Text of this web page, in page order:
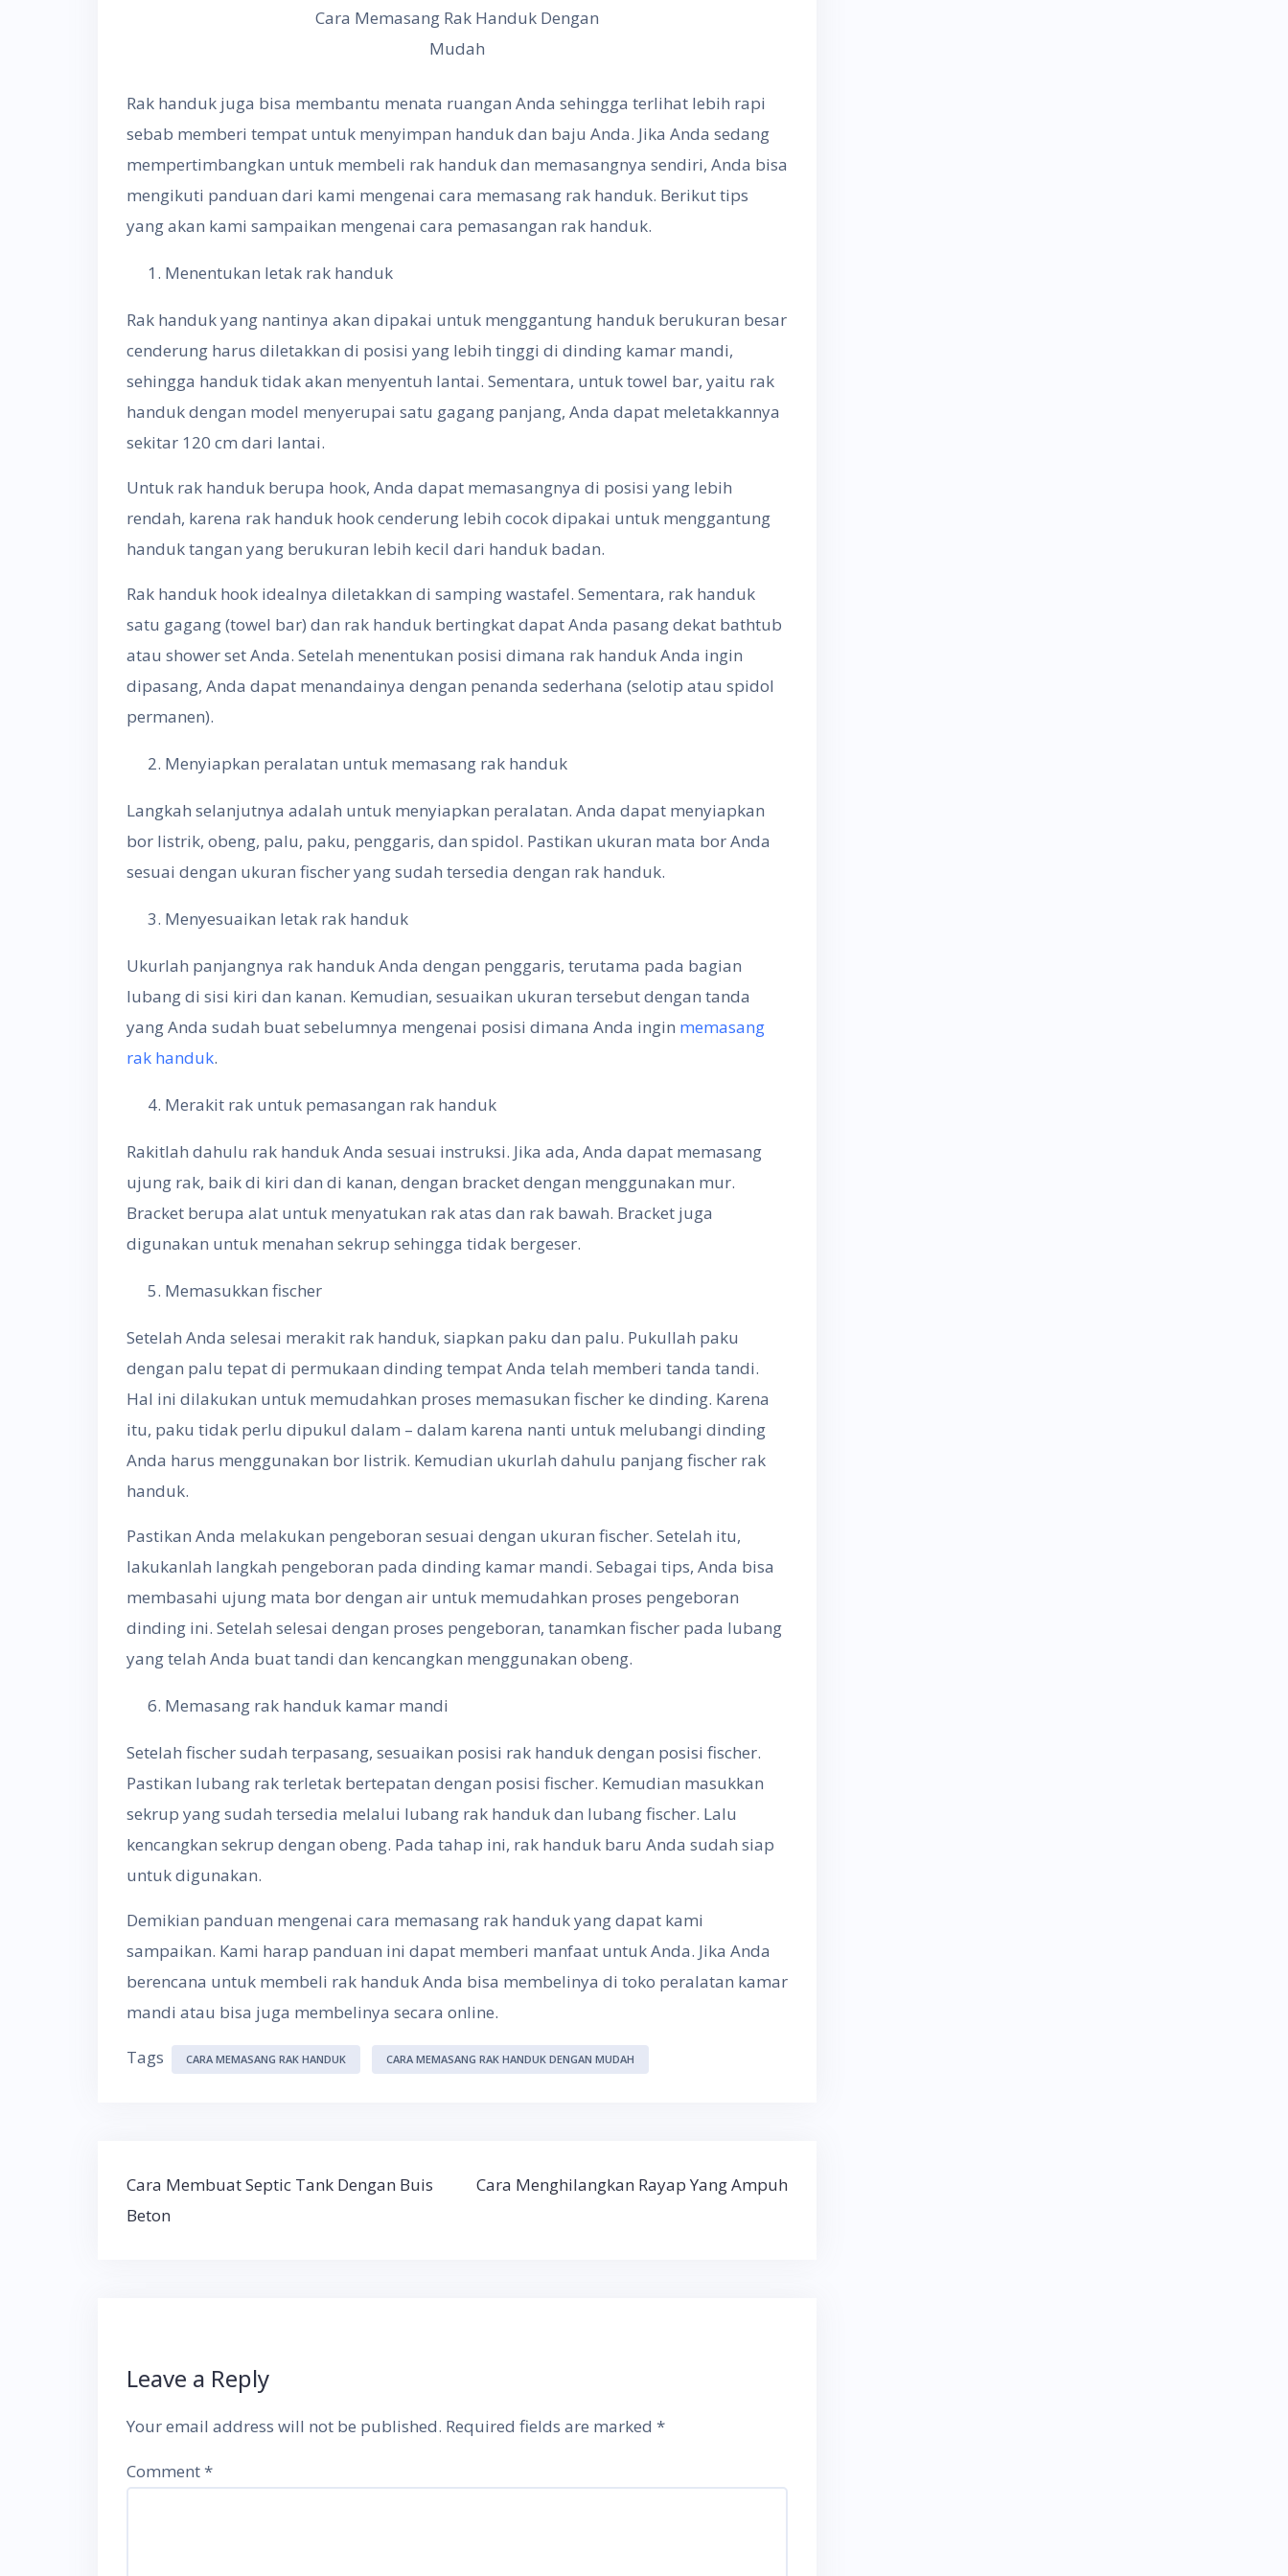
Cara Memasang Rak Handuk Dengan
Mudah
Rak handuk juga bisa membantu menata ruangan Anda sehingga terlihat lebih rapi
sebab memberi tempat untuk menyimpan handuk dan baju Anda. Jika Anda sedang
mempertimbangkan untuk membeli rak handuk dan memasangnya sendiri, Anda bisa
mengikuti panduan dari kami mengenai cara memasang rak handuk. Berikut tips
yang akan kami sampaikan mengenai cara pemasangan rak handuk.
Menentukan letak rak handuk
Rak handuk yang nantinya akan dipakai untuk menggantung handuk berukuran besar
cenderung harus diletakkan di posisi yang lebih tinggi di dinding kamar mandi,
sehingga handuk tidak akan menyentuh lantai. Sementara, untuk towel bar, yaitu rak
handuk dengan model menyerupai satu gagang panjang, Anda dapat meletakkannya
sekitar 120 cm dari lantai.
Untuk rak handuk berupa hook, Anda dapat memasangnya di posisi yang lebih
rendah, karena rak handuk hook cenderung lebih cocok dipakai untuk menggantung
handuk tangan yang berukuran lebih kecil dari handuk badan.
Rak handuk hook idealnya diletakkan di samping wastafel. Sementara, rak handuk
satu gagang (towel bar) dan rak handuk bertingkat dapat Anda pasang dekat bathtub
atau shower set Anda. Setelah menentukan posisi dimana rak handuk Anda ingin
dipasang, Anda dapat menandainya dengan penanda sederhana (selotip atau spidol
permanen).
Menyiapkan peralatan untuk memasang rak handuk
Langkah selanjutnya adalah untuk menyiapkan peralatan. Anda dapat menyiapkan
bor listrik, obeng, palu, paku, penggaris, dan spidol. Pastikan ukuran mata bor Anda
sesuai dengan ukuran fischer yang sudah tersedia dengan rak handuk.
Menyesuaikan letak rak handuk
Ukurlah panjangnya rak handuk Anda dengan penggaris, terutama pada bagian
lubang di sisi kiri dan kanan. Kemudian, sesuaikan ukuran tersebut dengan tanda
yang Anda sudah buat sebelumnya mengenai posisi dimana Anda ingin memasang
rak handuk.
Merakit rak untuk pemasangan rak handuk
Rakitlah dahulu rak handuk Anda sesuai instruksi. Jika ada, Anda dapat memasang
ujung rak, baik di kiri dan di kanan, dengan bracket dengan menggunakan mur.
Bracket berupa alat untuk menyatukan rak atas dan rak bawah. Bracket juga
digunakan untuk menahan sekrup sehingga tidak bergeser.
Memasukkan fischer
Setelah Anda selesai merakit rak handuk, siapkan paku dan palu. Pukullah paku
dengan palu tepat di permukaan dinding tempat Anda telah memberi tanda tandi.
Hal ini dilakukan untuk memudahkan proses memasukan fischer ke dinding. Karena
itu, paku tidak perlu dipukul dalam – dalam karena nanti untuk melubangi dinding
Anda harus menggunakan bor listrik. Kemudian ukurlah dahulu panjang fischer rak
handuk.
Pastikan Anda melakukan pengeboran sesuai dengan ukuran fischer. Setelah itu,
lakukanlah langkah pengeboran pada dinding kamar mandi. Sebagai tips, Anda bisa
membasahi ujung mata bor dengan air untuk memudahkan proses pengeboran
dinding ini. Setelah selesai dengan proses pengeboran, tanamkan fischer pada lubang
yang telah Anda buat tandi dan kencangkan menggunakan obeng.
Memasang rak handuk kamar mandi
Setelah fischer sudah terpasang, sesuaikan posisi rak handuk dengan posisi fischer.
Pastikan lubang rak terletak bertepatan dengan posisi fischer. Kemudian masukkan
sekrup yang sudah tersedia melalui lubang rak handuk dan lubang fischer. Lalu
kencangkan sekrup dengan obeng. Pada tahap ini, rak handuk baru Anda sudah siap
untuk digunakan.
Demikian panduan mengenai cara memasang rak handuk yang dapat kami
sampaikan. Kami harap panduan ini dapat memberi manfaat untuk Anda. Jika Anda
berencana untuk membeli rak handuk Anda bisa membelinya di toko peralatan kamar
mandi atau bisa juga membelinya secara online.
Tags CARA MEMASANG RAK HANDUK CARA MEMASANG RAK HANDUK DENGAN MUDAH
Post
navigation
Cara Membuat Septic Tank Dengan Buis
Beton
Cara Menghilangkan Rayap Yang Ampuh
Leave a Reply
Your email address will not be published. Required fields are marked *
Comment*